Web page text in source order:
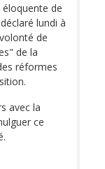
de
lundi à
de
de la
réformes
avec la
ce